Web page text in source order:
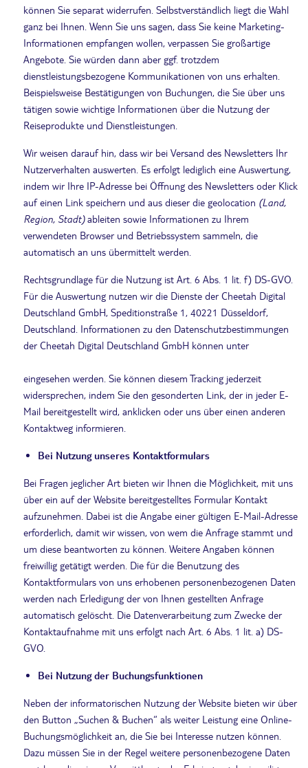
können Sie separat widerrufen. Selbstverständlich liegt die Wahl
ganz bei Ihnen. Wenn Sie uns sagen, dass Sie keine Marketing-
Informationen empfangen wollen, verpassen Sie großartige
Angebote. Sie würden dann aber ggf. trotzdem
dienstleistungsbezogene Kommunikationen von uns erhalten.
Beispielsweise Bestätigungen von Buchungen, die Sie über uns
tätigen sowie wichtige Informationen über die Nutzung der
Reiseprodukte und Dienstleistungen.
Wir weisen darauf hin, dass wir bei Versand des Newsletters Ihr
Nutzerverhalten auswerten. Es erfolgt lediglich eine Auswertung,
indem wir Ihre IP-Adresse bei Öffnung des Newsletters oder Klick
auf einen Link speichern und aus dieser die geolocation (Land,
Region, Stadt)ableiten sowie Informationen zu Ihrem
verwendeten Browser und Betriebssystem sammeln, die
automatisch an uns übermittelt werden.
Rechtsgrundlage für die Nutzung ist Art. 6 Abs. 1 lit. f) DS-GVO.
Für die Auswertung nutzen wir die Dienste der Cheetah Digital
Deutschland GmbH, Speditionstraße 1, 40221 Düsseldorf,
Deutschland. Informationen zu den Datenschutzbestimmungen
der Cheetah Digital Deutschland GmbH können unter
eingesehen werden. Sie können diesem Tracking jederzeit
widersprechen, indem Sie den gesonderten Link, der in jeder E-
Mail bereitgestellt wird, anklicken oder uns über einen anderen
Kontaktweg informieren.
Bei Nutzung unseres Kontaktformulars
Bei Fragen jeglicher Art bieten wir Ihnen die Möglichkeit, mit uns
über ein auf der Website bereitgestelltes Formular Kontakt
aufzunehmen. Dabei ist die Angabe einer gültigen E-Mail-Adresse
erforderlich, damit wir wissen, von wem die Anfrage stammt und
um diese beantworten zu können. Weitere Angaben können
freiwillig getätigt werden. Die für die Benutzung des
Kontaktformulars von uns erhobenen personenbezogenen Daten
werden nach Erledigung der von Ihnen gestellten Anfrage
automatisch gelöscht. Die Datenverarbeitung zum Zwecke der
Kontaktaufnahme mit uns erfolgt nach Art. 6 Abs. 1 lit. a) DS-
GVO.
Bei Nutzung der Buchungsfunktionen
Neben der informatorischen Nutzung der Website bieten wir über
den Button „Suchen & Buchen“ als weiter Leistung eine Online-
Buchungsmöglichkeit an, die Sie bei Interesse nutzen können.
Dazu müssen Sie in der Regel weitere personenbezogene Daten